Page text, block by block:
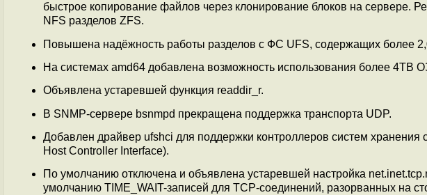
быстрое копирование файлов через клонирование блоков на сервере.
NFS разделов ZFS.
Повышена надёжность работы разделов с ФС UFS, содержащих более
На системах amd64 добавлена возможность использования более 4TB
Объявлена устаревшей функция readdir_r.
В SNMP-сервере bsnmpd прекращена поддержка транспорта UDP.
Добавлен драйвер ufshci для поддержки контроллеров систем
Host Controller Interface).
По умолчанию отключена и объявлена устаревшей настройка
умолчанию TIME_WAIT-записей для TCP-соединений, разорванных на